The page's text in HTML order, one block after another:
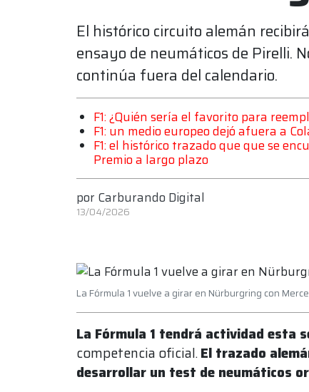
El histórico circuito alemán
ensayo de neumáticos de Pirelli.
continúa fuera del calendario.
F1: ¿Quién sería el favorito para
F1: un medio europeo dejó afuera a
F1: el histórico trazado que que se
Premio a largo plazo
por Carburando Digital
13/04/2026
La Fórmula 1 vuelve a girar en Nürburgring con
La Fórmula 1 tendrá actividad esta
competencia oficial.El trazado
desarrollar un test de neumáticos